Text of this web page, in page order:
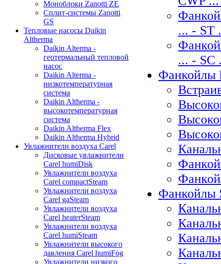
Моноблоки Zanotti ZE
Сплит-системы Zanotti
GS
Тепловые насосы Daikin
Altherma
Daikin Alterma -
геотермальный тепловой
насос
Daikin Alterma -
низкотемпературная
система
Daikin Altherma -
высокотемпературная
система
Daikin Altherma Flex
Daikin Altherma Hybrid
Увлажнители воздуха Carel
Дисковые увлажнители
Carel humiDisk
Увлажнители воздуха
Carel compactSteam
Увлажнители воздуха
Carel gaSteam
Увлажнители воздуха
Carel heaterSteam
Увлажнители воздуха
Carel humiSteam
Увлажнители высокого
давления Carel humiFog
Увлажнители низкого
... - ST
... - SC
Фанкойлы
Фанкойлы